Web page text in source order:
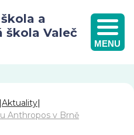
a
škola Valeč
MENU
|Aktuality|
Anthropos v Brně